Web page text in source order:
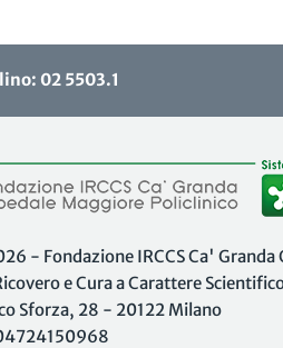
02 5503.1
- Fondazione IRCCS Ca' Granda
e Cura a Carattere
Sforza, 28 - 20122 Milano